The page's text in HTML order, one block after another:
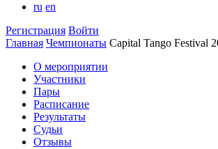
ru en
Регистрация Войти
Главная Чемпионаты Capital Tango Festival
О мероприятии
Участники
Пары
Расписание
Результаты
Судьи
Отзывы